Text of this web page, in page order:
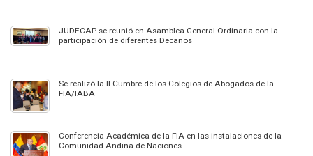
JUDECAP se reunió en Asamblea General Ordinaria con la
participación de diferentes Decanos
Se realizó la II Cumbre de los Colegios de Abogados de la
FIA/IABA
Conferencia Académica de la FIA en las instalaciones de la
Comunidad Andina de Naciones